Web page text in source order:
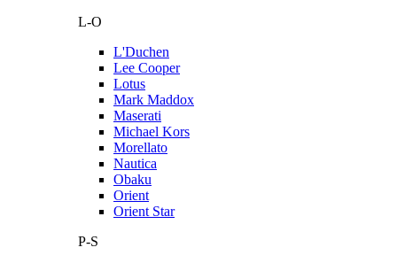
L-O
L'Duchen
Lee Cooper
Lotus
Mark Maddox
Maserati
Michael Kors
Morellato
Nautica
Obaku
Orient
Orient Star
P-S